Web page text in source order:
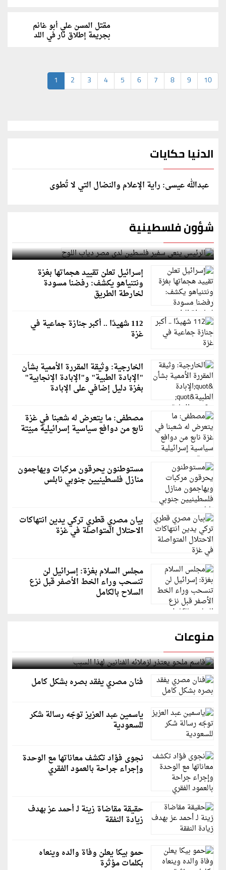
مقتل المسن علي أبو غانم
بجريمة إطلاق نار في اللد
1 2 3 4 5 6 7 8 9 10
الدنيا حكايات
عبدالله عيسى: راية الإعلام والنضال التي لا تُطوى
شؤون فلسطينية
الرئيس ينعى سفير فلسطين لدى مصر دياب اللوح
إسرائيل تعلن تقييد هجماتها بغزة
ونتنياهو يكشف: رفضنا مسودة
لخارطة الطريق
112 شهيدًا .. أكبر جنازة جماعية في
غزة
الخارجية: وثيقة المقررة الأممية بشأن
"الإبادة الطبية" و"الإبادة الإنجابية"
بغزة دليل إضافي على الإبادة
مصطفى: ما يتعرض له شعبنا في غزة
نابع من دوافع سياسية إسرائيلية مبيّتة
مستوطنون يحرقون مركبات ويهاجمون
منازل فلسطينيين جنوبي نابلس
بيان مصري قطري تركي يدين انتهاكات
الاحتلال المتواصلة في غزة
مجلس السلام بغزة: إسرائيل لن
تنسحب وراء الخط الأصفر قبل نزع
السلاح بالكامل
منوعات
قاسم ملحو يعتذر لزملائه الفنانين لهذا السبب
فنان مصري يفقد بصره بشكل كامل
ياسمين عبد العزيز توجّه رسالة شكر
للسعودية
نجوى فؤاد تكشف معاناتها مع الوحدة
وإجراء جراحة بالعمود الفقري
حقيقة مقاضاة زينة لـ أحمد عز بهدف
زيادة النفقة
حمو بيكا يعلن وفاة والده وينعاه
بكلمات مؤثرة